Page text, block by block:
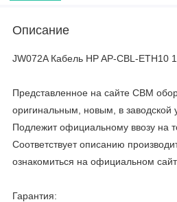
Описание
JW072A Кабель HP AP-CBL-ETH10
Представленное на сайте CBM
оригинальным, новым, в заводской
Подлежит официальному ввозу на
Соответствует описанию
ознакомиться на официальном
Гарантия: